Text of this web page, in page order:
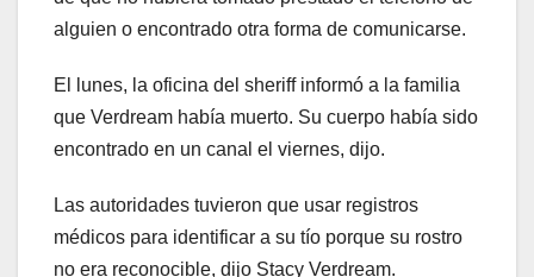
alguien o encontrado otra forma de comunicarse.
El lunes, la oficina del sheriff informó a la familia
que Verdream había muerto. Su cuerpo había sido
encontrado en un canal el viernes, dijo.
Las autoridades tuvieron que usar registros
médicos para identificar a su tío porque su rostro
no era reconocible, dijo Stacy Verdream.